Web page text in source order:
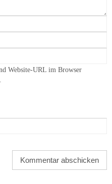
Website-URL im Browser